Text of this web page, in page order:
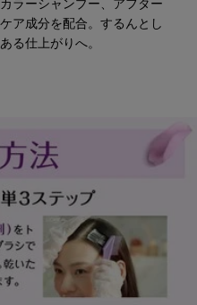
ラーシャンプー、アフター
ア成分を配合。するんとし
る仕上がりへ。